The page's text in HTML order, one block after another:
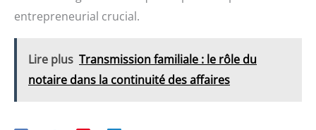
entrepreneurial crucial.
Lire plus Transmission familiale : le rôle du
notaire dans la continuité des affaires